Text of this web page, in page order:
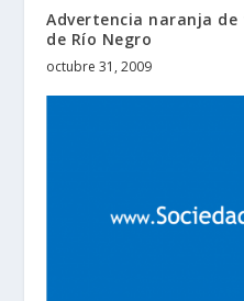
Advertencia naranja
de Río Negro
octubre 31, 2009